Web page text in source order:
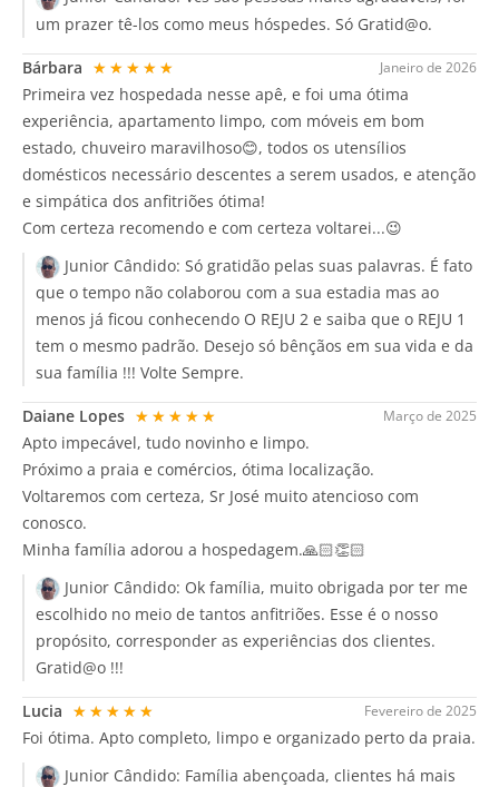
um prazer tê-los como meus hóspedes. Só Gratid@o.
Janeiro de 2026
Bárbara ★★★★★
Primeira vez hospedada nesse apê, e foi uma ótima
experiência, apartamento limpo, com móveis em bom
estado, chuveiro maravilhoso😊, todos os utensílios
domésticos necessário descentes a serem usados, e atenção
e simpática dos anfitriões ótima!
Com certeza recomendo e com certeza voltarei...😉
Junior Cândido: Só gratidão pelas suas palavras. É fato
que o tempo não colaborou com a sua estadia mas ao
menos já ficou conhecendo O REJU 2 e saiba que o REJU 1
tem o mesmo padrão. Desejo só bênçãos em sua vida e da
sua família !!! Volte Sempre.
Março de 2025
Daiane Lopes ★★★★★
Apto impecável, tudo novinho e limpo.
Próximo a praia e comércios, ótima localização.
Voltaremos com certeza, Sr José muito atencioso com
conosco.
Minha família adorou a hospedagem.🙏🏻👏🏻
Junior Cândido: Ok família, muito obrigada por ter me
escolhido no meio de tantos anfitriões. Esse é o nosso
propósito, corresponder as experiências dos clientes.
Gratid@o !!!
Fevereiro de 2025
Lucia ★★★★★
Foi ótima. Apto completo, limpo e organizado perto da praia.
Junior Cândido: Família abençoada, clientes há mais